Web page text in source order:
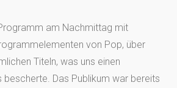
am Nachmittag mit
von Pop, über
Titeln, was uns einen
bescherte. Das Publikum war bereits